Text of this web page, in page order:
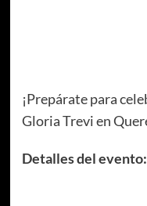
¡Prepárate para
Gloria Trevi en
Detalles del evento: